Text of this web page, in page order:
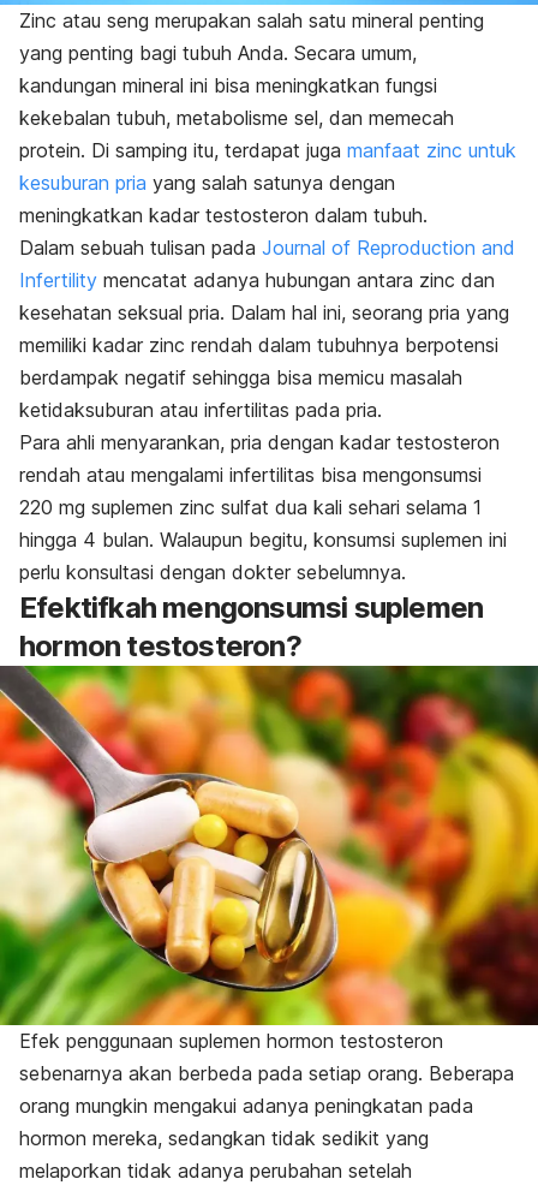
Zinc atau seng merupakan salah satu mineral penting
yang penting bagi tubuh Anda. Secara umum,
kandungan mineral ini bisa meningkatkan fungsi
kekebalan tubuh, metabolisme sel, dan memecah
protein. Di samping itu, terdapat juga manfaat zinc untuk
kesuburan pria yang salah satunya dengan
meningkatkan kadar testosteron dalam tubuh.
Dalam sebuah tulisan pada Journal of Reproduction and
Infertility mencatat adanya hubungan antara zinc dan
kesehatan seksual pria. Dalam hal ini, seorang pria yang
memiliki kadar zinc rendah dalam tubuhnya berpotensi
berdampak negatif sehingga bisa memicu masalah
ketidaksuburan atau infertilitas pada pria.
Para ahli menyarankan, pria dengan kadar testosteron
rendah atau mengalami infertilitas bisa mengonsumsi
220 mg suplemen zinc sulfat dua kali sehari selama 1
hingga 4 bulan. Walaupun begitu, konsumsi suplemen ini
perlu konsultasi dengan dokter sebelumnya.
Efektifkah mengonsumsi suplemen
hormon testosteron?
Efek penggunaan suplemen hormon testosteron
sebenarnya akan berbeda pada setiap orang. Beberapa
orang mungkin mengakui adanya peningkatan pada
hormon mereka, sedangkan tidak sedikit yang
melaporkan tidak adanya perubahan setelah